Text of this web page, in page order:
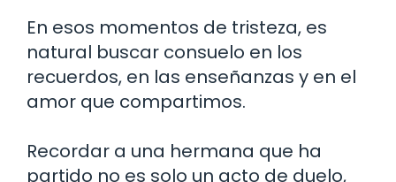
En esos momentos de tristeza, es
natural buscar consuelo en los
recuerdos, en las enseñanzas y en el
amor que compartimos.
Recordar a una hermana que ha
partido no es solo un acto de duelo,